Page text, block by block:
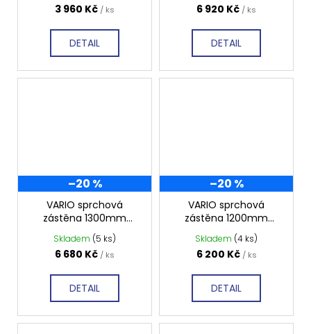
3 960 Kč / ks
DETAIL
6 920 Kč / ks
DETAIL
–20 %
VARIO sprchová
zástěna 1300mm
tmavé sklo GX1313
Skladem (5 ks)
6 680 Kč / ks
DETAIL
–20 %
VARIO sprchová
zástěna 1200mm
tmavé sklo GX1312
Skladem (4 ks)
6 200 Kč / ks
DETAIL